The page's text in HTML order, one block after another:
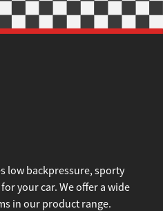
low backpressure, sporty
your car. We offer a wide
in our product range.